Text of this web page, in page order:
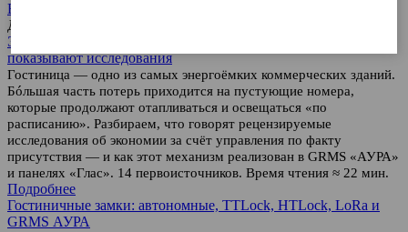
Вернуться к списку
Другие записи
Энергоэффективность в гостиничном хозяйстве: что
показывают исследования
Гостиница — одно из самых энергоёмких коммерческих зданий.
Бóльшая часть потерь приходится на пустующие номера,
которые продолжают отапливаться и освещаться «по
расписанию». Разбираем, что говорят рецензируемые
исследования об экономии за счёт управления по факту
присутствия — и как этот механизм реализован в GRMS «АУРА»
и панелях «Глас». 14 первоисточников. Время чтения ≈ 22 мин.
Подробнее
Гостиничные замки: автономные, TTLock, HTLock, LoRa и
GRMS АУРА